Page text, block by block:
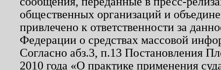
общественных организаций и
привлечено к ответственности за
Федерации о средствах массовой
Согласно абз.3, п.13 Постановления
2010 года «О практике применения